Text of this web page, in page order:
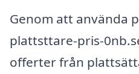
Genom att använda
plattsttare-pris-
offerter från